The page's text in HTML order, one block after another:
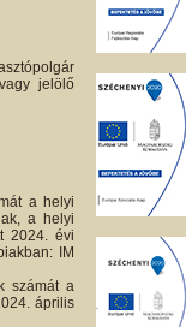
jelölő
a helyi
a helyi
2024. évi
IM
számát a
április